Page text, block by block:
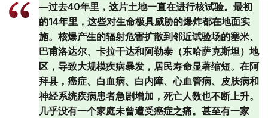
—过去40年里，这片土地一直在进行核试验。最初
的14年里，这些对生命极具威胁的爆炸都在地面实
施。核爆产生的辐射危害扩散到邻近试验场的塞米、
巴甫洛达尔、卡拉干达和阿勒泰（东哈萨克斯坦）地
区，导致大规模疾病暴发，居民寿命显著缩短。在阿
拜县，癌症、白血病、白内障、心血管病、皮肤病和
神经系统疾病患者急剧增加，死亡人数也不断上升。
几乎没有一个家庭未曾遭受癌症之痛。甚至有一家